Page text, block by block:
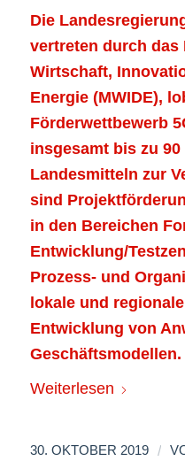
Die
vertreten durch
Wirtschaft,
Energie (MWIDE),
Förderwettbewerb
insgesamt bis zu 90
Landesmitteln zur
sind
in den Bereichen
Entwicklung/
Prozess- und
lokale und
Entwicklung von
Geschäftsmodellen.
Weiterlesen
30. OKTOBER 2019 /